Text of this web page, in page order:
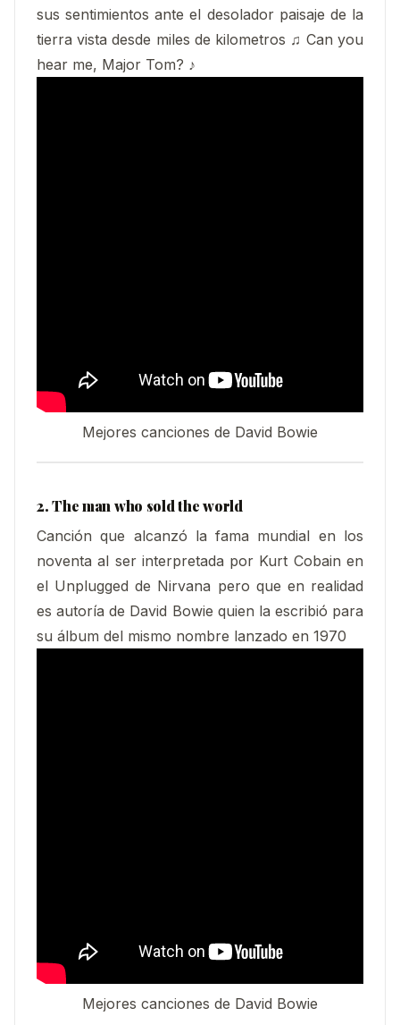
sus sentimientos ante el desolador paisaje de la
tierra vista desde miles de kilometros ♫ Can you
hear me, Major Tom? ♪
Mejores canciones de David Bowie
2. The man who sold the world
Canción que alcanzó la fama mundial en los
noventa al ser interpretada por Kurt Cobain en
el Unplugged de Nirvana pero que en realidad
es autoría de David Bowie quien la escribió para
su álbum del mismo nombre lanzado en 1970
Mejores canciones de David Bowie